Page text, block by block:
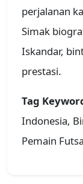
perjalanan
Simak
Iskandar,
prestasi.
Tag
Indonesia,
Pemain